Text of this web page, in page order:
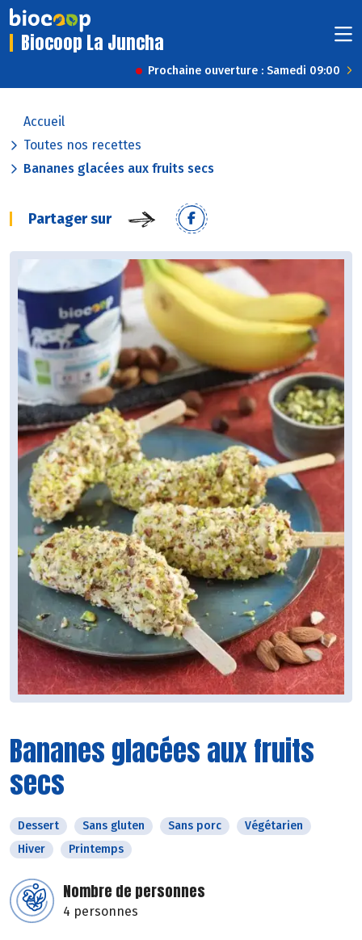
Biocoop La Juncha
Prochaine ouverture : Samedi 09:00
Accueil
Toutes nos recettes
Bananes glacées aux fruits secs
Partager sur
Bananes glacées aux fruits
secs
Dessert Sans gluten Sans porc
Végétarien
Hiver
Printemps
Nombre de personnes
4 personnes